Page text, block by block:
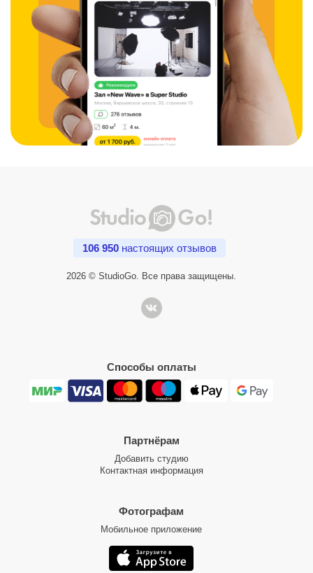
106 950 настоящих отзывов
2026 © StudioGo. Все права защищены.
Способы оплаты
Партнёрам
Добавить студию
Контактная информация
Фотографам
Мобильное приложение